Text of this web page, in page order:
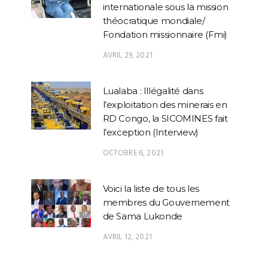
internationale sous la mission
théocratique mondiale/
Fondation missionnaire (Fmi)
AVRIL 29, 2021
Lualaba : Illégalité dans
l’exploitation des minerais en
RD Congo, la SICOMINES fait
l’exception (Interview)
OCTOBRE 6, 2021
Voici la liste de tous les
membres du Gouvernement
de Sama Lukonde
AVRIL 12, 2021